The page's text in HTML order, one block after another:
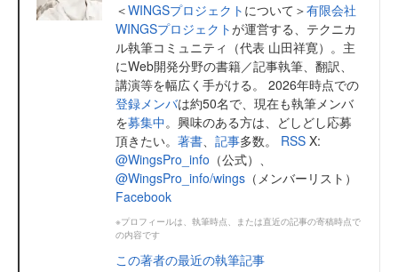
＜WINGSプロジェクト について＞有限会社
WINGSプロジェクトが運営する、テクニカ
ル執筆コミュニティ（代表 山田祥寛）。主
にWeb開発分野の書籍／記事執筆、翻訳、
講演等を幅広く手がける。 2026年時点での
登録メンバは約50名で、現在も執筆メンバ
を募集中。興味のある方は、どしどし応募
頂きたい。 著書、 記事多数。 RSS X:
@WingsPro_info （公式）、
@WingsPro_info/wings （メンバーリスト）
Facebook
※プロフィールは、執筆時点、または直近の記事の寄稿時点で
の内容です
この著者の最近の執筆記事